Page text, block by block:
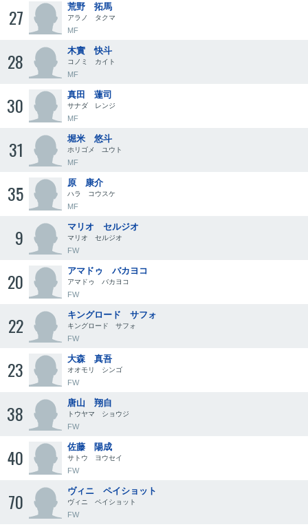
27 荒野 拓馬
アラノ タクマ
MF
28 木實 快斗
コノミ カイト
MF
30 真田 蓮司
サナダ レンジ
MF
31 堀米 悠斗
ホリゴメ ユウト
MF
35 原 康介
ハラ コウスケ
MF
9 マリオ セルジオ
マリオ セルジオ
FW
20 アマドゥ バカヨコ
アマドゥ バカヨコ
FW
22 キングロード サフォ
キングロード サフォ
FW
23 大森 真吾
オオモリ シンゴ
FW
38 唐山 翔自
トウヤマ ショウジ
FW
40 佐藤 陽成
サトウ ヨウセイ
FW
70 ヴィニ ペイショット
ヴィニ ペイショット
FW